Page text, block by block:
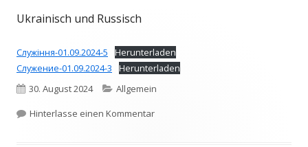
Ukrainisch und Russisch
Служіння-01.09.2024-5
Herunterladen
Служение-01.09.2024-3
Herunterladen
Veröffentlicht
am
30. August 2024 Kategorien
Allgemein
Hinterlasse einen Kommentarzu Online-Übertragung 30 Jahre